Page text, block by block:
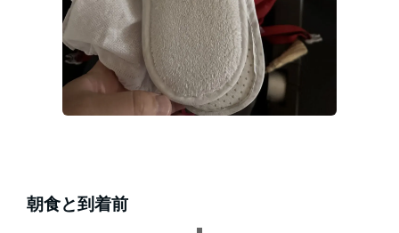
朝食と到着前